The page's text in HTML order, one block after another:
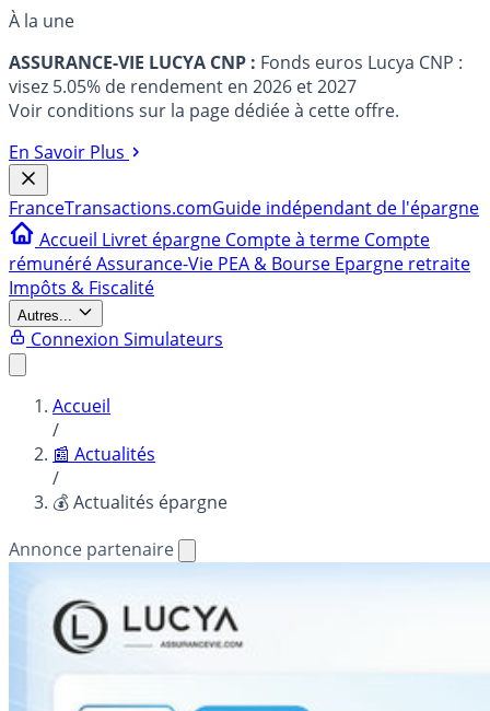
À la une
ASSURANCE-VIE LUCYA CNP : Fonds euros Lucya CNP :
visez 5.05% de rendement en 2026 et 2027
Voir conditions sur la page dédiée à cette offre.
En Savoir Plus
FranceTransactions.comGuide indépendant de l'épargne
Accueil Livret épargne Compte à terme Compte
rémunéréAssurance-Vie PEA & Bourse Epargne retraite
Impôts & Fiscalité
Autres...
Connexion Simulateurs
Accueil
/
📰 Actualités
/
💰 Actualités épargne
Annonce partenaire